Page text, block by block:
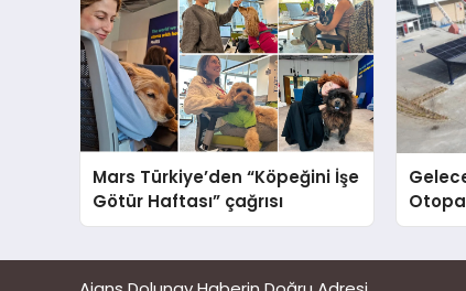
Mars Türkiye’den “Köpeğini İşe
Götür Haftası” çağrısı